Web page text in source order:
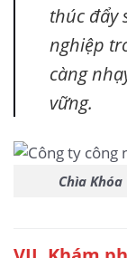
thúc đẩy
nghiệp
càng
vững.
Chìa